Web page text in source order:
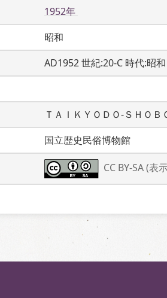
1952年
昭和
AD1952 世紀:20-C 時代:昭
ＴＡＩＫＹＯＤＯ‐ＳＨＯ
国立歴史民俗博物館
CC BY-SA (表